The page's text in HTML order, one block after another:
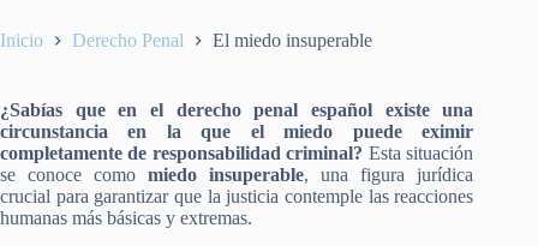
Inicio Derecho Penal El miedo insuperable
¿Sabías que en el derecho penal español existe una
circunstancia en la que el miedo puede eximir
completamente de responsabilidad criminal? Esta situación
se conoce comomiedo insuperable, una figura jurídica
crucial para garantizar que la justicia contemple las reacciones
humanas más básicas y extremas.